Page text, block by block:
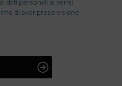
dati personali ai sensi
di aver preso visione